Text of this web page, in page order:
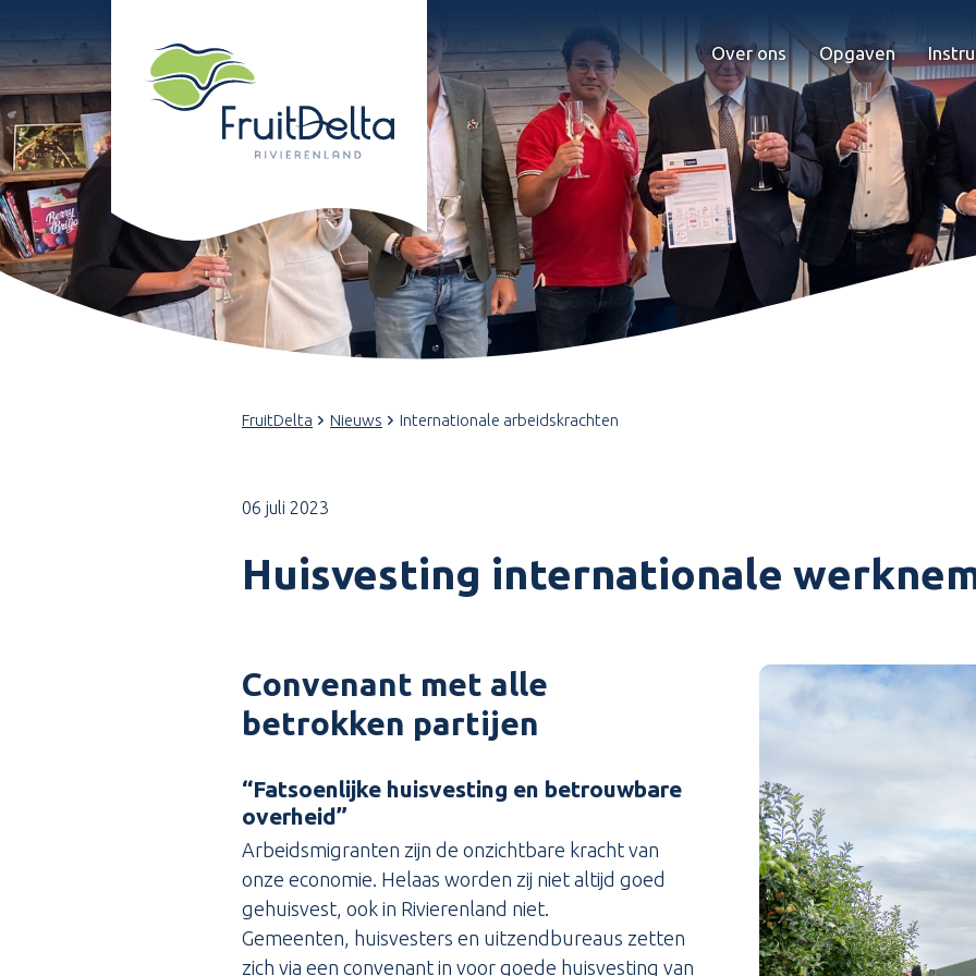
Over ons Opgaven
FruitDelta Nieuws Internationale arbeidskrachten
06 juli 2023
Huisvesting internationale
Convenant met alle
betrokken partijen
“Fatsoenlijke huisvesting en betrouwbare
overheid”
Arbeidsmigranten zijn de onzichtbare kracht van
onze economie. Helaas worden zij niet altijd goed
gehuisvest, ook in Rivierenland niet.
Gemeenten, huisvesters en uitzendbureaus zetten
zich via een convenant in voor goede huisvesting van